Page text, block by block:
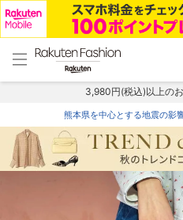
menu home
トップ
3,980円(税込)以上の
熊本県を中心とする地震の影